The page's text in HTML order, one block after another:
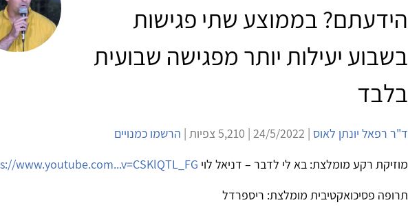
הידעתם? בממוצע שתי פגישות
בשבוע יעילות יותר מפגישה שבועית
בלבד
ד"ר רפאל יונתן לאוס | 24/5/2022 | 5,210 צפיות |
הרשמו כמנויים
מוזיקת רקע מומלצת: בא לי לדבר – דניאל לוי www.youtube.com...v=CSKlQTL_FG
תרופה פסיכואקטיבית מומלצת: ריספרדל